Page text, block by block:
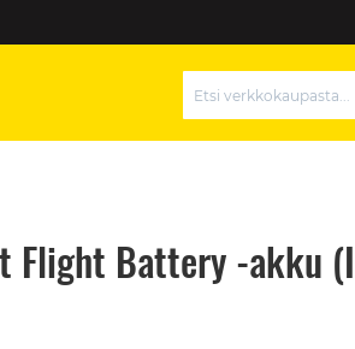
Flight Battery -akku